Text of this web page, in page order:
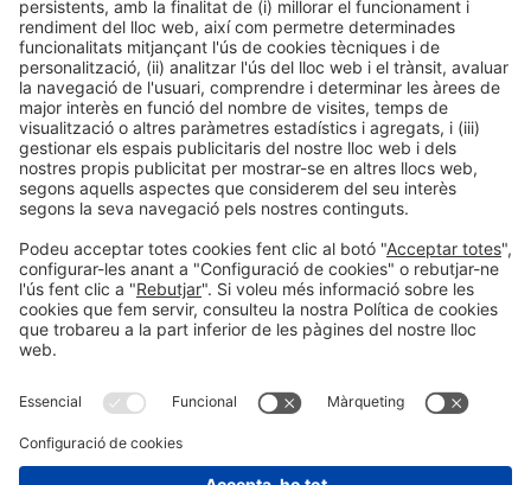
durant el 2020-2021 en l’aplicació de la innovació i talent en la
transformació dels seus negocis
Presenta la teva candidatura
Informa't de com pots crear o reactivar el
teu negoci amb Bizbarcelona